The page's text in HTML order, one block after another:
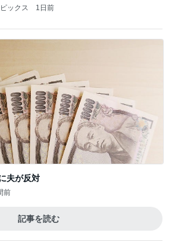
む長芋の簡単おつまみ
地のためのバター選びの発見
ックス 10時間前
ピックス 1日前